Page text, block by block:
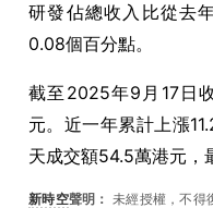
研發佔總收入比從去
0.08個百分點。
截至2025年9月17日
元。近一年累計上漲
天成交額54.5萬港元，
新時空聲明： 未經授權，不得